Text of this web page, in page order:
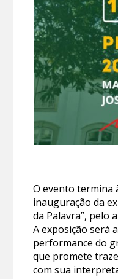
O evento termina
inauguração da
da Palavra”, pelo
A exposição será
performance do
que promete
com sua